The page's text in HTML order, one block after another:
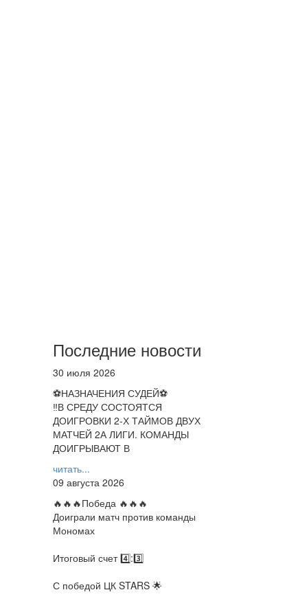
Последние новости
30 июля 2026
⚽НАЗНАЧЕНИЯ СУДЕЙ⚽
‼В СРЕДУ СОСТОЯТСЯ
ДОИГРОВКИ 2-Х ТАЙМОВ ДВУХ
МАТЧЕЙ 2А ЛИГИ. КОМАНДЫ
ДОИГРЫВАЮТ В
читать...
09 августа 2026
🔥🔥🔥Победа 🔥🔥🔥
Доиграли матч против команды
Мономах
Итоговый счет 4️⃣:3️⃣
С победой ЦК STARS 🌟